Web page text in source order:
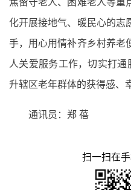
化开展接地气、暖民心的志
手，用心用情补齐乡村养老
人关爱服务工作，切实打通
升辖区老年群体的获得感、
通讯员：郑 蓓
扫一扫在